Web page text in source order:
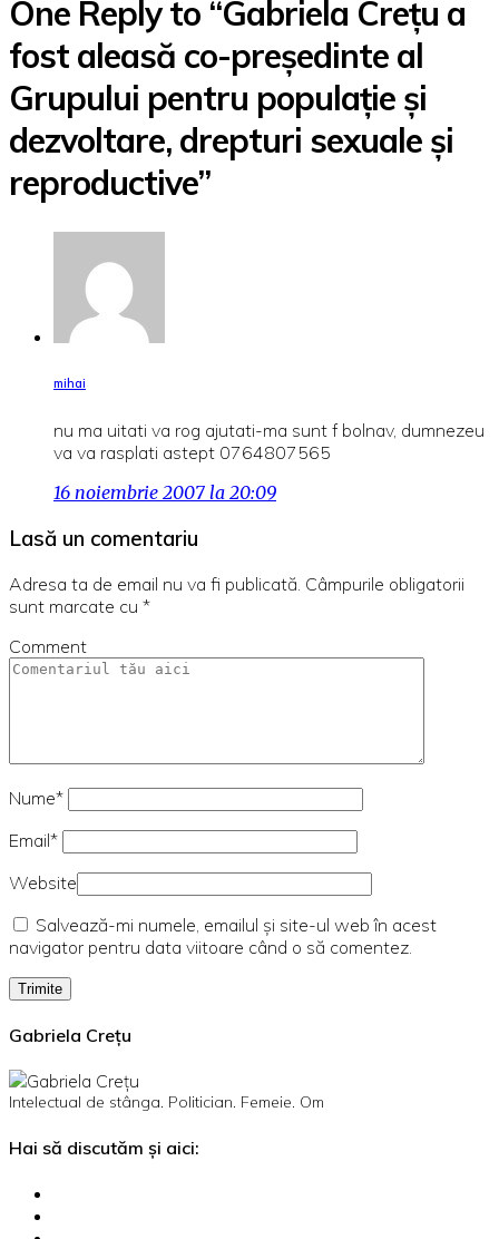
One Reply to “Gabriela Creţu a
fost aleasă co-preşedinte al
Grupului pentru populaţie şi
dezvoltare, drepturi sexuale şi
reproductive”
mihai
nu ma uitati va rog ajutati-ma sunt f bolnav, dumnezeu
va va rasplati astept 0764807565
16 noiembrie 2007 la 20:09
Lasă un comentariu
Adresa ta de email nu va fi publicată. Câmpurile obligatorii
sunt marcate cu *
Comment
Nume*
Email*
Website
Salvează-mi numele, emailul și site-ul web în acest
navigator pentru data viitoare când o să comentez.
Gabriela Crețu
Intelectual de stânga. Politician. Femeie. Om
Hai să discutăm și aici: